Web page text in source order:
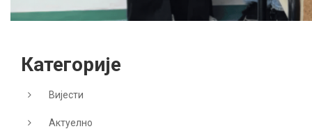
Категорије
Вијести
Актуелно